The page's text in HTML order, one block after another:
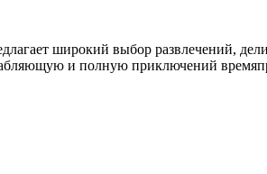
широкий выбор развлечений,
и полную приключений